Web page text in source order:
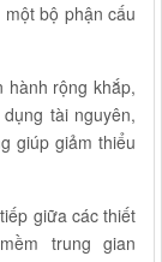
bộ phận cấu
hành rộng khắp,
tài nguyên,
giúp giảm thiểu
giữa các thiết
trung gian